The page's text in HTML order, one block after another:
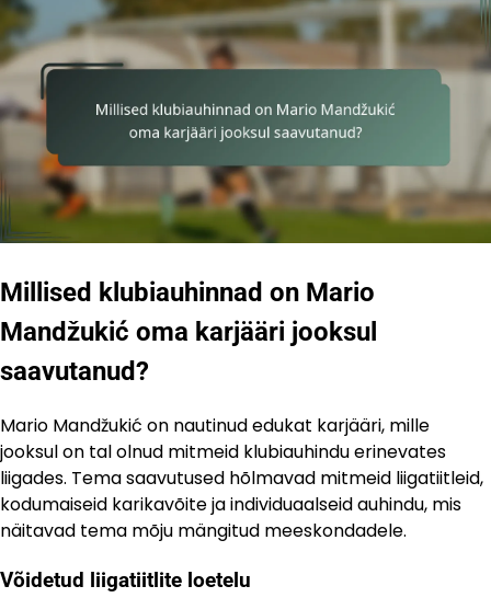
Millised klubiauhinnad on Mario
Mandžukić oma karjääri jooksul
saavutanud?
Mario Mandžukić on nautinud edukat karjääri, mille
jooksul on tal olnud mitmeid klubiauhindu erinevates
liigades. Tema saavutused hõlmavad mitmeid liigatiitleid,
kodumaiseid karikavõite ja individuaalseid auhindu, mis
näitavad tema mõju mängitud meeskondadele.
Võidetud liigatiitlite loetelu